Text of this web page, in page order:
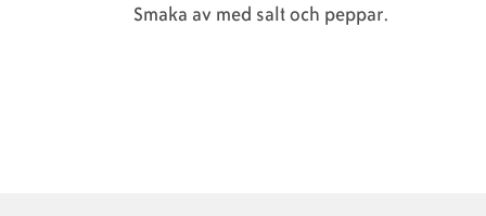
Smaka av med salt och peppar.